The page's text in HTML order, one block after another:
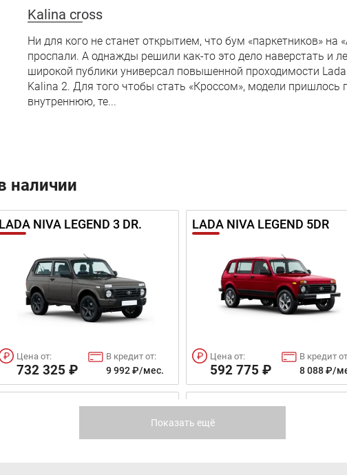
Kalina cross
Ни для кого не станет открытием, что бум «паркетников»
проспали. А однажды решили как-то это дело наверстать и
широкой публики универсал повышенной проходимости
Kalina 2. Для того чтобы стать «Кроссом», модели
внутреннюю, те...
наличии
LADA NIVA LEGEND 3 DR.
Цена от:
732 325 ₽
В кредит от:
9 992 ₽/мес.
LADA NIVA LEGEND 5DR
Цена от:
592 775 ₽
В кредит
8 088 ₽/
LADA KALINA SPORT LADA KALINA CROSS
Показать ещё